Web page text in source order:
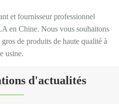
et fournisseur professionnel
en Chine. Nous vous souhaitons
de produits de haute qualité à
usine.
d'actualités